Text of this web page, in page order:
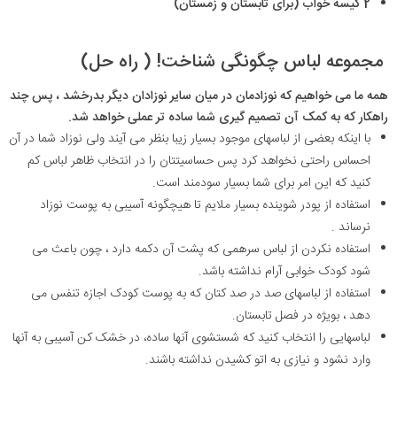
2 کیسه خواب (برای تابستان و زمستان)
مجموعه لباس چگونگی شناخت! ( راه حل)
همه ما می خواهیم که نوزادمان در میان سایر نوزادان دیگر بدرخشد ، پس چند
راهکار که به کمک آن تصمیم گیری شما ساده تر عملی خواهد شد.
با اینکه بعضی از لباسهای موجود بسیار زیبا بنظر می آیند ولی نوزاد شما در آن
احساس راحتی نخواهد کرد پس حساسیتتان را در انتخاب ظاهر لباس کم
کنید که این امر برای شما بسیار سودمند است.
استفاده از پودر شوینده بسیار ملایم تا هیچگونه آسیبی به پوست نوزاد
نرساند .
استفاده نکردن از لباس سرهمی که پشت آن دکمه دارد ، چون باعث می
شود کودک خوابی آرام نداشته باشد.
استفاده از لباسهای صد در صد کتان که به پوست کودک اجازه تنفس می
دهد ، بویژه در فصل تابستان.
لباسهایی را انتخاب کنید که شستشوی آنها ساده، در خشک کن آسیبی به آنها
وارد نشود و نیازی به اتو کشیدن نداشته باشند.